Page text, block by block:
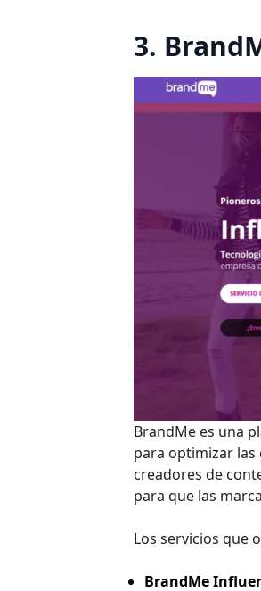
3.
BrandMe es una
para optimizar las
creadores de
para que las
Los servicios que
BrandMe